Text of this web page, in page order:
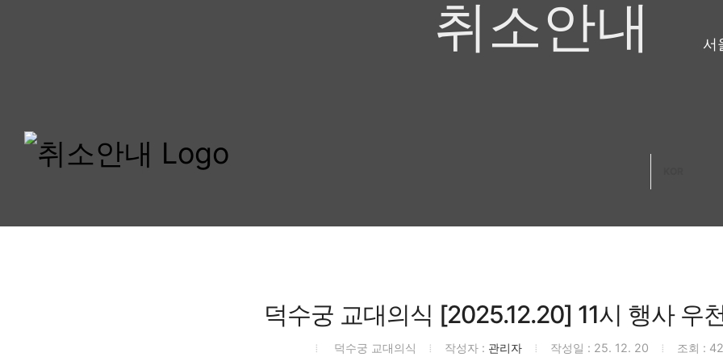
서
취소안내
덕수궁 교대의식 [2025.12.20] 11시 행사 우
덕수궁 교대의식 작성자 : 관리자 작성일 : 25. 12. 20 조회 :